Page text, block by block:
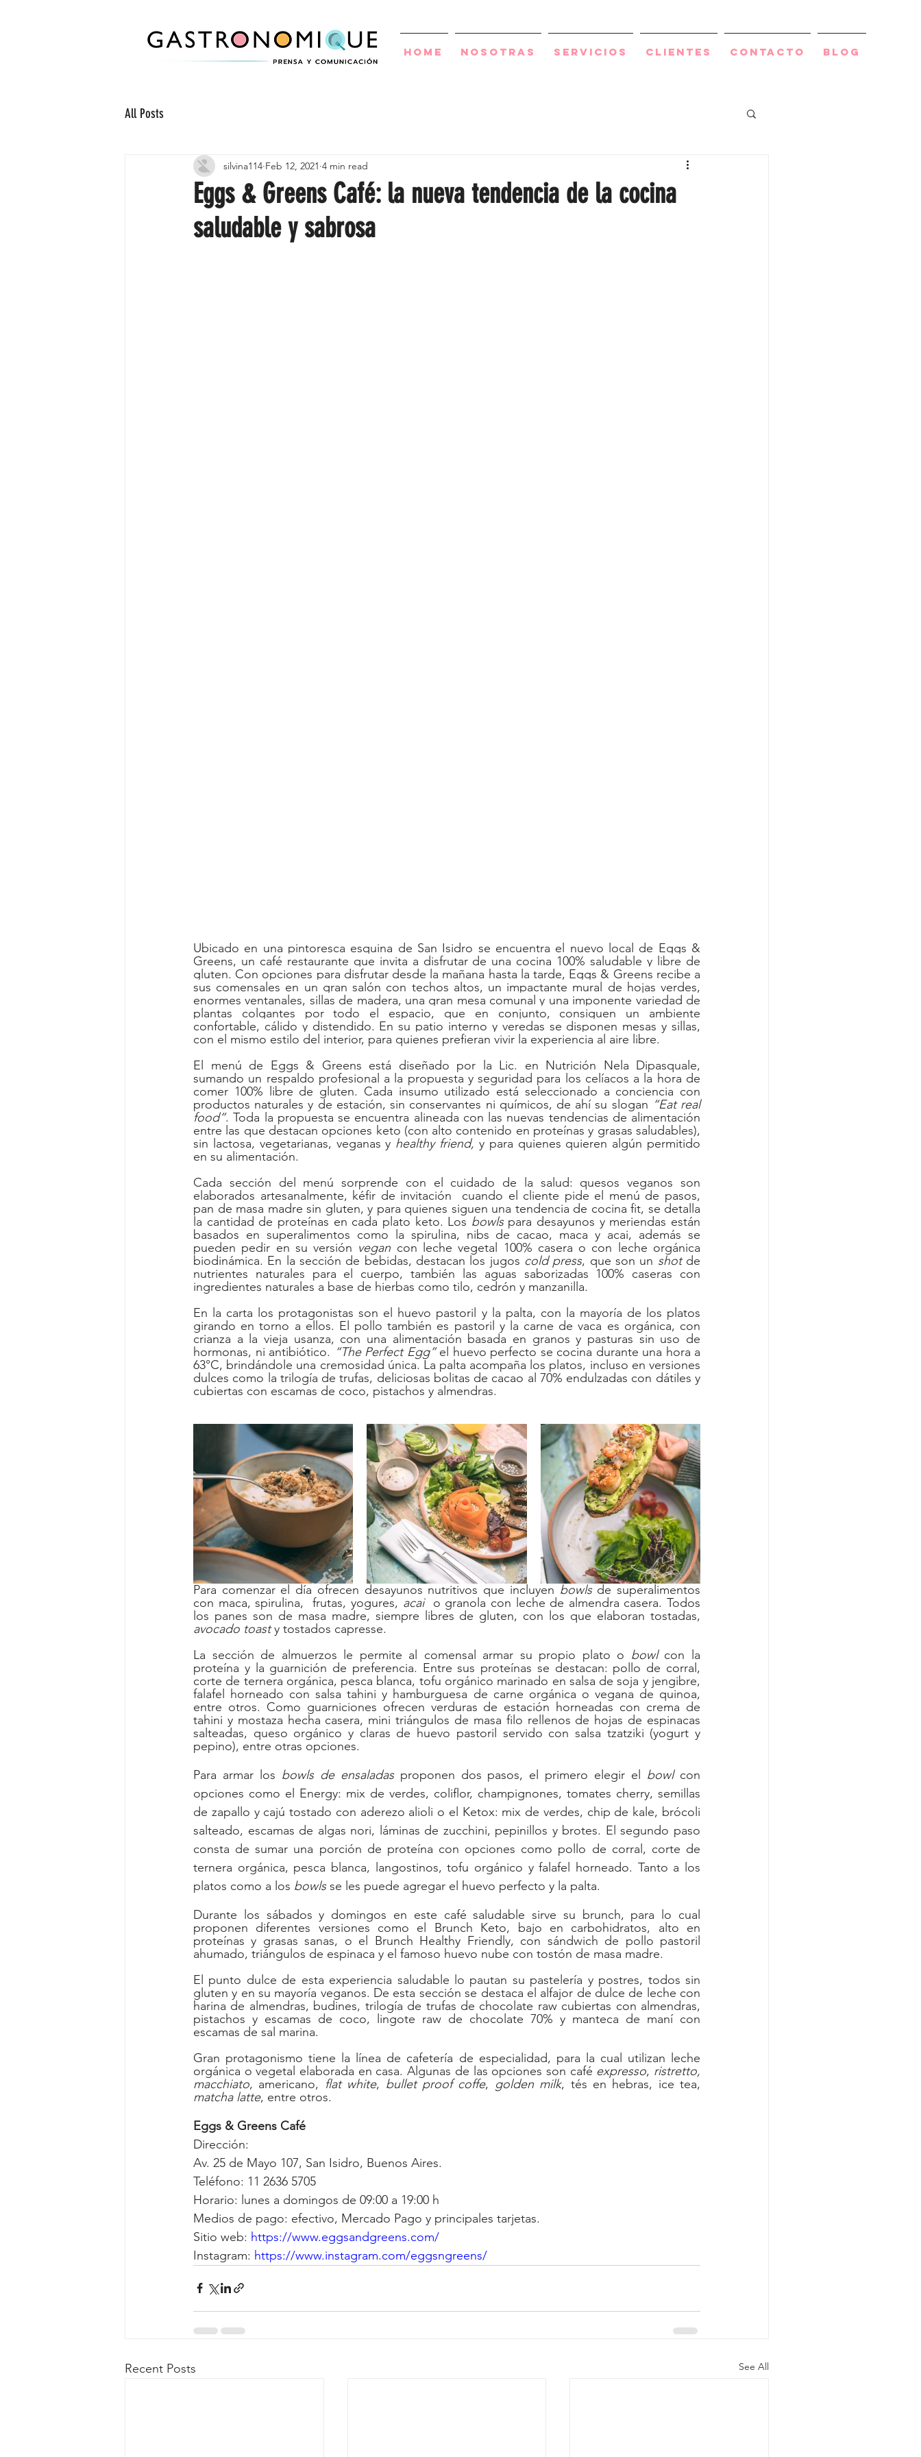
Home Nosotras Servicios Clientes Contacto BLOG
All Posts
Eggs & Greens Café: la nueva tendencia de la cocina
saludable y sabrosa
silvina114 Feb 12, 2021 4 min read
Ubicado en una pintoresca esquina de San Isidro se encuentra el nuevo local de Eggs &
Greens, un café restaurante que invita a disfrutar de una cocina 100% saludable y libre de
gluten. Con opciones para disfrutar desde la mañana hasta la tarde, Eggs & Greens recibe a
sus comensales en un gran salón con techos altos, un impactante mural de hojas verdes,
enormes ventanales, sillas de madera, una gran mesa comunal y una imponente variedad de
plantas colgantes por todo el espacio, que en conjunto, consiguen un ambiente
confortable, cálido y distendido. En su patio interno y veredas se disponen mesas y sillas,
con el mismo estilo del interior, para quienes prefieran vivir la experiencia al aire libre.
El menú de Eggs & Greens está diseñado por la Lic. en Nutrición Nela Dipasquale,
sumando un respaldo profesional a la propuesta y seguridad para los celíacos a la hora de
comer 100% libre de gluten. Cada insumo utilizado está seleccionado a conciencia con
productos naturales y de estación, sin conservantes ni químicos, de ahí su slogan “Eat real
food”. Toda la propuesta se encuentra alineada con las nuevas tendencias de alimentación
entre las que destacan opciones keto (con alto contenido en proteínas y grasas saludables),
sin lactosa, vegetarianas, veganas y healthy friend, y para quienes quieren algún permitido
en su alimentación.
Cada sección del menú sorprende con el cuidado de la salud: quesos veganos son
elaborados artesanalmente, kéfir de invitación  cuando el cliente pide el menú de pasos,
pan de masa madre sin gluten, y para quienes siguen una tendencia de cocina fit, se detalla
la cantidad de proteínas en cada plato keto. Los bowls para desayunos y meriendas están
basados en superalimentos como la spirulina, nibs de cacao, maca y acai, además se
pueden pedir en su versión vegan con leche vegetal 100% casera o con leche orgánica
biodinámica. En la sección de bebidas, destacan los jugos cold press, que son un shot de
nutrientes naturales para el cuerpo, también las aguas saborizadas 100% caseras con
ingredientes naturales a base de hierbas como tilo, cedrón y manzanilla.
En la carta los protagonistas son el huevo pastoril y la palta, con la mayoría de los platos
girando en torno a ellos. El pollo también es pastoril y la carne de vaca es orgánica, con
crianza a la vieja usanza, con una alimentación basada en granos y pasturas sin uso de
hormonas, ni antibiótico. “The Perfect Egg” el huevo perfecto se cocina durante una hora a
63°C, brindándole una cremosidad única. La palta acompaña los platos, incluso en versiones
dulces como la trilogía de trufas, deliciosas bolitas de cacao al 70% endulzadas con dátiles y
cubiertas con escamas de coco, pistachos y almendras.
Para comenzar el día ofrecen desayunos nutritivos que incluyen bowls de superalimentos
con maca, spirulina,  frutas, yogures, acai
  o granola con leche de almendra casera. Todos
avocado toast y tostados capresse.
La sección de almuerzos le permite al comensal armar su propio plato o bowl con la
proteína y la guarnición de preferencia. Entre sus proteínas se destacan: pollo de corral,
corte de ternera orgánica, pesca blanca, tofu orgánico marinado en salsa de soja y jengibre,
falafel horneado con salsa tahini y hamburguesa de carne orgánica o vegana de quinoa,
entre otros. Como guarniciones ofrecen verduras de estación horneadas con crema de
tahini y mostaza hecha casera, mini triángulos de masa filo rellenos de hojas de espinacas
salteadas, queso orgánico y claras de huevo pastoril servido con salsa tzatziki (yogurt y
pepino), entre otras opciones.
Para armar los bowls de ensaladas proponen dos pasos, el primero elegir el bowl con
opciones como el Energy: mix de verdes, coliflor, champignones, tomates cherry, semillas
de zapallo y cajú tostado con aderezo alioli o el Ketox: mix de verdes, chip de kale, brócoli
salteado, escamas de algas nori, láminas de zucchini, pepinillos y brotes. El segundo paso
consta de sumar una porción de proteína con opciones como pollo de corral, corte de
ternera orgánica, pesca blanca, langostinos, tofu orgánico y falafel horneado. Tanto a los
platos como a los bowls se les puede agregar el huevo perfecto y la palta.
Durante los sábados y domingos en este café saludable sirve su brunch, para lo cual
proponen diferentes versiones como el Brunch Keto, bajo en carbohidratos, alto en
proteínas y grasas sanas, o el Brunch Healthy Friendly, con sándwich de pollo pastoril
ahumado, triángulos de espinaca y el famoso huevo nube con tostón de masa madre.
El punto dulce de esta experiencia saludable lo pautan su pastelería y postres, todos sin
gluten y en su mayoría veganos. De esta sección se destaca el alfajor de dulce de leche con
harina de almendras, budines, trilogía de trufas de chocolate raw cubiertas con almendras,
pistachos y escamas de coco, lingote raw de chocolate 70% y manteca de maní con
escamas de sal marina.
Gran protagonismo tiene la línea de cafetería de especialidad, para la cual utilizan leche
orgánica o vegetal elaborada en casa. Algunas de las opciones son café expresso, ristretto,
macchiato, americano, flat white, bullet proof coffe, golden milk
matcha latte, entre otros.
Eggs & Greens Café
Dirección:
Av. 25 de Mayo 107, San Isidro, Buenos Aires.
Teléfono: 11 2636 5705
Horario: lunes a domingos de 09:00 a 19:00 h
Medios de pago: efectivo, Mercado Pago y principales tarjetas.
Sitio web: https://www.eggsandgreens.com/
Instagram: https://www.instagram.com/eggsngreens/
Recent Posts See All